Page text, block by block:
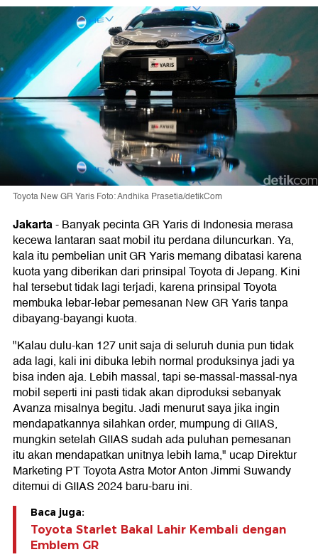
Toyota New GR Yaris Foto: Andhika Prasetia/detikCom
Jakarta-Banyak pecinta GR Yaris di Indonesia merasa
kecewa lantaran saat mobil itu perdana diluncurkan. Ya,
kala itu pembelian unit GR Yaris memang dibatasi karena
kuota yang diberikan dari prinsipal Toyota di Jepang. Kini
hal tersebut tidak lagi terjadi, karena prinsipal Toyota
membuka lebar-lebar pemesanan New GR Yaris tanpa
dibayang-bayangi kuota.
"Kalau dulu-kan 127 unit saja di seluruh dunia pun tidak
ada lagi, kali ini dibuka lebih normal produksinya jadi ya
bisa inden aja. Lebih massal, tapi se-massal-massal-nya
mobil seperti ini pasti tidak akan diproduksi sebanyak
Avanza misalnya begitu. Jadi menurut saya jika ingin
mendapatkannya silahkan order, mumpung di GIIAS,
mungkin setelah GIIAS sudah ada puluhan pemesanan
itu akan mendapatkan unitnya lebih lama," ucap Direktur
Marketing PT Toyota Astra Motor Anton Jimmi Suwandy
ditemui di GIIAS 2024 baru-baru ini.
Baca juga:
Toyota Starlet Bakal Lahir Kembali dengan
Emblem GR